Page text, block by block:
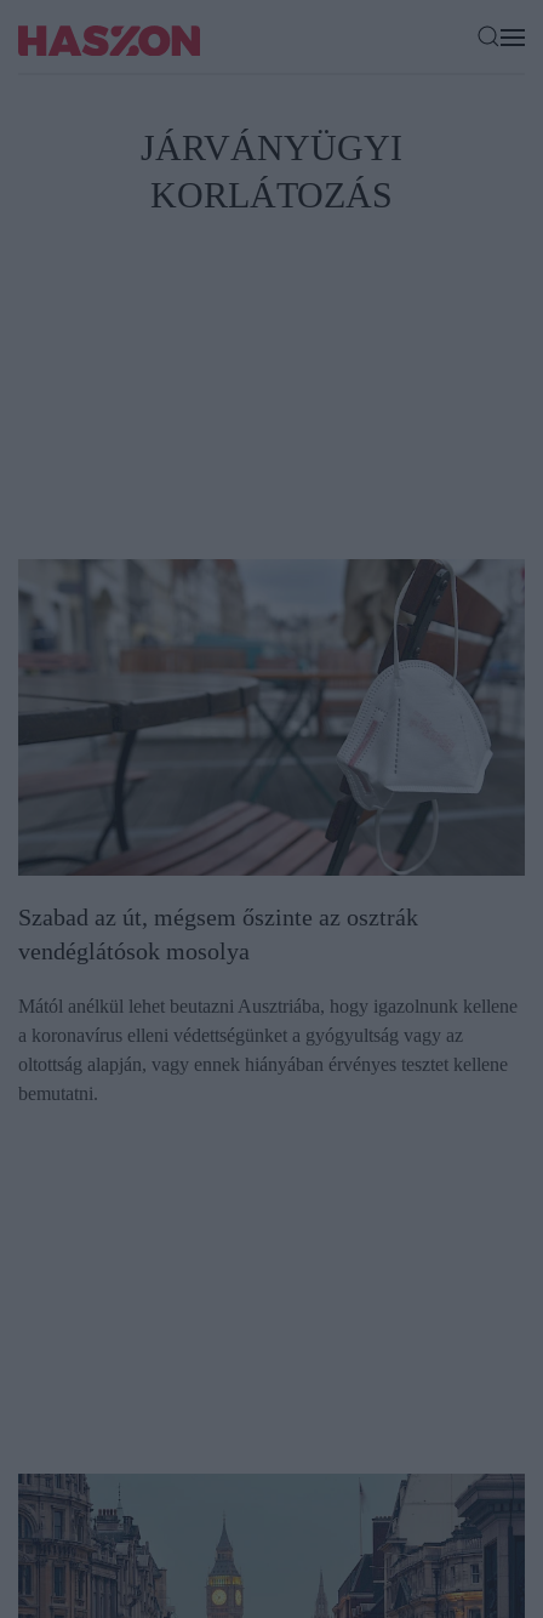
JÁRVÁNYÜGYI
KORLÁTOZÁS
Szabad az út, mégsem őszinte az osztrák
vendéglátósok mosolya
Mától anélkül lehet beutazni Ausztriába, hogy igazolnunk kellene
a koronavírus elleni védettségünket a gyógyultság vagy az
oltottság alapján, vagy ennek hiányában érvényes tesztet kellene
bemutatni.